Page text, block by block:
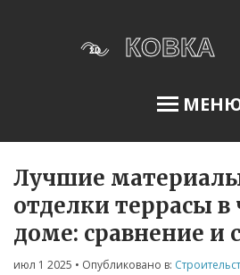
Освещение сада
Меню
Лучшие
отделки террасы в
доме: сравнение и
июл 1 2025 • Опубликовано в: